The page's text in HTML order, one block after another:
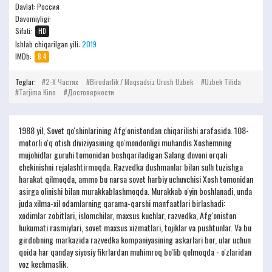
Davlat: Россия
Davomiyligi:
Sifati:
HD
Ishlab chiqarilgan yili: 2019
IMDb:
8.4
Teglar: 2-Х Частях Birodarlik / Maqsadsiz Urush Uzbek
Uzbek Tilida
Tarjima Kino
Достоверности
1988 yil, Sovet qo'shinlarining Afg'onistondan chiqarilishi arafasida. 108-
motorli o'q otish diviziyasining qo'mondonligi muhandis Xoshemning
mujohidlar guruhi tomonidan boshqariladigan Salang dovoni orqali
chekinishni rejalashtirmoqda. Razvedka dushmanlar bilan sulh tuzishga
harakat qilmoqda, ammo bu narsa sovet harbiy uchuvchisi Xosh tomonidan
asirga olinishi bilan murakkablashmoqda. Murakkab o'yin boshlanadi, unda
juda xilma-xil odamlarning qarama-qarshi manfaatlari birlashadi:
xodimlar zobitlari, islomchilar, maxsus kuchlar, razvedka, Afg'oniston
hukumati rasmiylari, sovet maxsus xizmatlari, tojiklar va pushtunlar. Va bu
girdobning markazida razvedka kompaniyasining askarlari bor, ular uchun
qoida har qanday siyosiy fikrlardan muhimroq bo'lib qolmoqda - o'zlaridan
voz kechmaslik.